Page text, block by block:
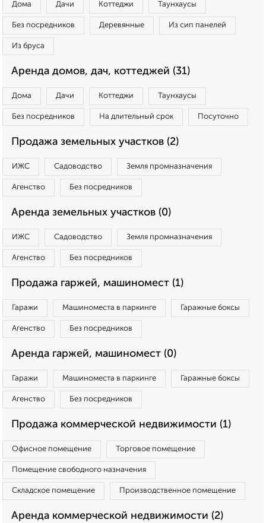
Дома Дачи Коттеджи Таунхаусы
Без посредников Деревянные Из сип панелей
Из бруса
Аренда домов, дач, коттеджей (31)
Дома Дачи Коттеджи Таунхаусы
Без посредников На длительный срок Посуточно
Продажа земельных участков (2)
ИЖС Садоводство Земля промназначения
Агенство Без посредников
Аренда земельных участков (0)
ИЖС Садоводство Земля промназначения
Агенство Без посредников
Продажа гаржей, машиномест (1)
Гаражи Машиноместа в паркинге Гаражные боксы
Агенство Без посредников
Аренда гаржей, машиномест (0)
Гаражи Машиноместа в паркинге Гаражные боксы
Агенство Без посредников
Продажа коммерческой недвижимости (1)
Офисное помещение Торговое помещение
Помещение свободного назначения
Складское помещение Производственное помещение
Аренда коммерческой недвижимости (2)